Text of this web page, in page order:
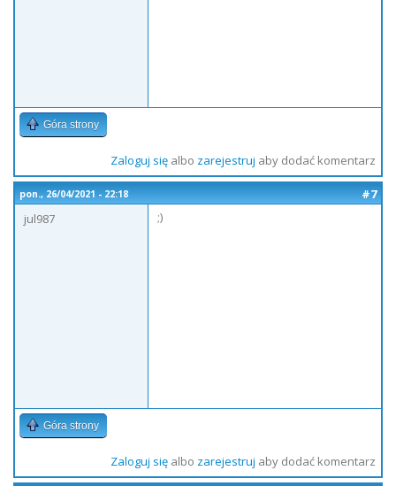
Góra strony
Zaloguj sięalbo zarejestruj aby dodać komentarz
pon., 26/04/2021 - 22:18
#7
jul987
;)
Góra strony
Zaloguj sięalbo zarejestruj aby dodać komentarz